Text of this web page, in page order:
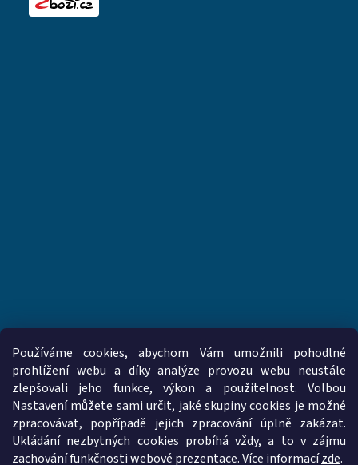
Používáme cookies, abychom Vám umožnili pohodlné
prohlížení webu a díky analýze provozu webu neustále
zlepšovali jeho funkce, výkon a použitelnost. Volbou
Nastavení můžete sami určit, jaké skupiny cookies je možné
zpracovávat, popřípadě jejich zpracování úplně zakázat.
Ukládání nezbytných cookies probíhá vždy, a to v zájmu
zachování funkčnosti webové prezentace. Více informacízde.
www.vzduchotechnika-ventilatory.cz www.palmat.cz